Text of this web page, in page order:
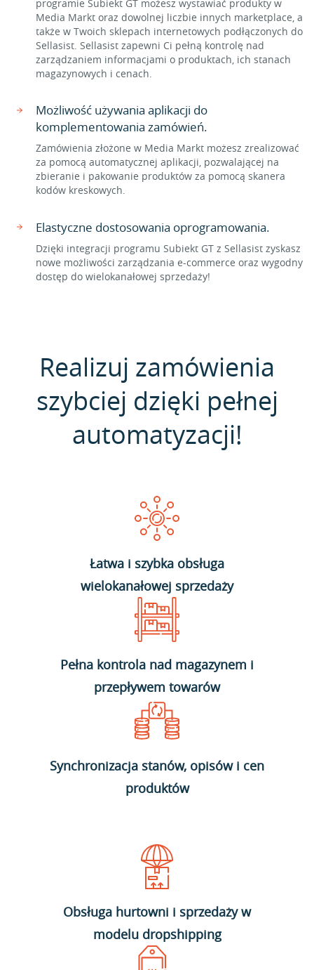
programie Subiekt GT możesz wystawiać produkty w
Media Markt oraz dowolnej liczbie innych marketplace, a
także w Twoich sklepach internetowych podłączonych do
Sellasist. Sellasist zapewni Ci pełną kontrolę nad
zarządzaniem informacjami o produktach, ich stanach
magazynowych i cenach.
Możliwość używania aplikacji do
komplementowania zamówień.
Zamówienia złożone w Media Markt możesz zrealizować
za pomocą automatycznej aplikacji, pozwalającej na
zbieranie i pakowanie produktów za pomocą skanera
kodów kreskowych.
Elastyczne dostosowania oprogramowania.
Dzięki integracji programu Subiekt GT z Sellasist zyskasz
nowe możliwości zarządzania e-commerce oraz wygodny
dostęp do wielokanałowej sprzedaży!
Realizuj zamówienia
szybciej dzięki pełnej
automatyzacji!
Łatwa i szybka obsługa
wielokanałowej sprzedaży
Pełna kontrola nad magazynem i
przepływem towarów
Synchronizacja stanów, opisów i cen
produktów
Obsługa hurtowni i sprzedaży w
modelu dropshipping